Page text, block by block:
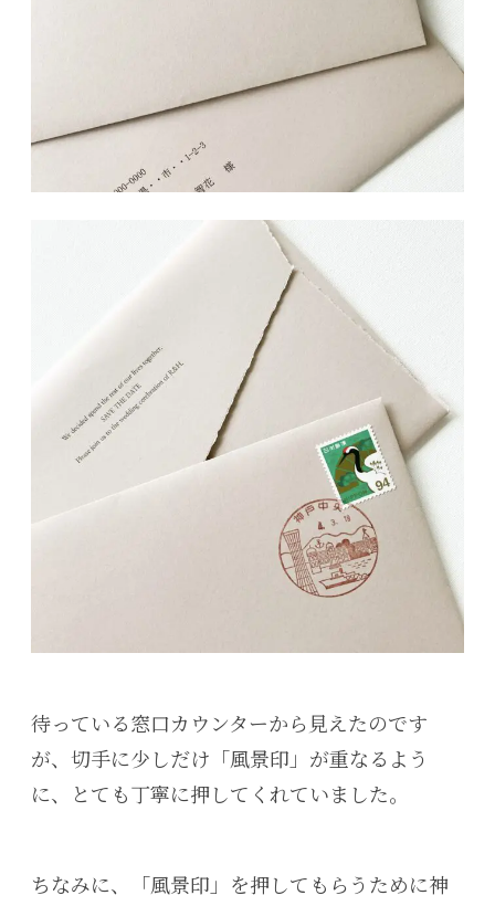
待っている窓口カウンターから見えたのです
が、切手に少しだけ「風景印」が重なるよう
に、とても丁寧に押してくれていました。
ちなみに、「風景印」を押してもらうために神